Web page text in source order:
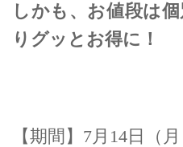
しかも、お値段は
りグッとお得に！
【期間】7月14日（